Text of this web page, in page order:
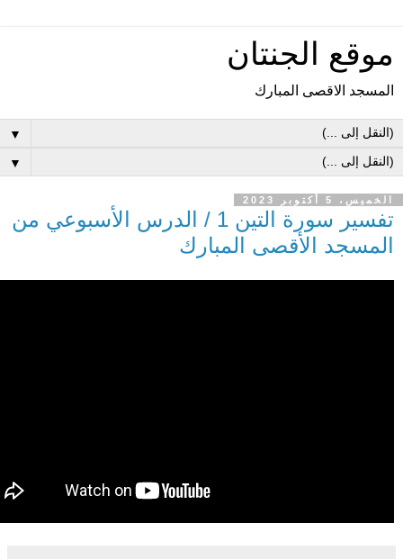
موقع الجنتان
المسجد الاقصى المبارك
▼
▼
الخميس، 5 أكتوبر 2023
تفسير سورة التين 1 / الدرس الأسبوعي من
المسجد الأقصى المبارك